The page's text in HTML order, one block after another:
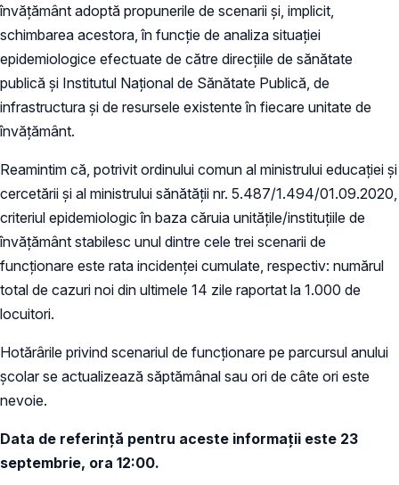
învățământ adoptă propunerile de scenarii și, implicit,
schimbarea acestora, în funcție de analiza situației
epidemiologice efectuate de către direcțiile de sănătate
publică și Institutul Național de Sănătate Publică, de
infrastructura și de resursele existente în fiecare unitate de
învățământ.
Reamintim că, potrivit ordinului comun al ministrului educației și
cercetării și al ministrului sănătății nr. 5.487/1.494/01.09.2020,
criteriul epidemiologic în baza căruia unitățile/instituțiile de
învățământ stabilesc unul dintre cele trei scenarii de
funcționare este rata incidenței cumulate, respectiv: numărul
total de cazuri noi din ultimele 14 zile raportat la 1.000 de
locuitori.
Hotărârile privind scenariul de funcționare pe parcursul anului
școlar se actualizează săptămânal sau ori de câte ori este
nevoie.
Data de referință pentru aceste informații este 23
septembrie, ora 12:00.